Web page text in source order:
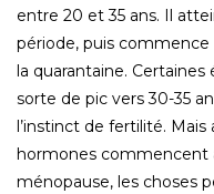
entre 20 et 35 ans. Il
période, puis
la quarantaine.
sorte de pic vers 30-35
l’instinct de fertilité.
hormones commencent
ménopause, les choses